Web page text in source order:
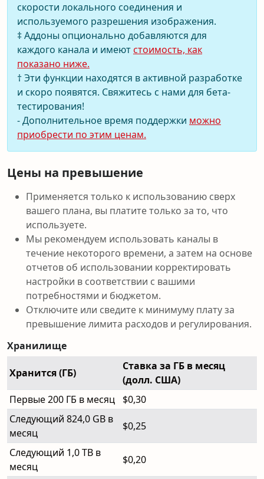
скорости локального соединения и
используемого разрешения изображения.
‡ Аддоны опционально добавляются для
каждого канала и имеютстоимость, как
показано ниже.
† Эти функции находятся в активной разработке
и скоро появятся. Свяжитесь с нами для бета-
тестирования!
- Дополнительное время поддержки можно
приобрести по этим ценам.
Цены на превышение
Применяется только к использованию сверх
вашего плана, вы платите только за то, что
используете.
Мы рекомендуем использовать каналы в
течение некоторого времени, а затем на основе
отчетов об использовании корректировать
настройки в соответствии с вашими
потребностями и бюджетом.
Отключите или сведите к минимуму плату за
превышение лимита расходов и регулирования.
Хранилище
Хранится (ГБ)
Ставка за ГБ в месяц
(долл. США)
Первые 200 ГБ в месяц
$0,30
Следующий 824,0 GB в
месяц
$0,25
Следующий 1,0 TB в
месяц
$0,20